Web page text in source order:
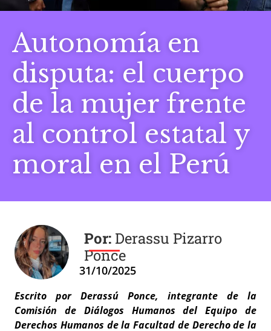
Autonomía en
disputa: el cuerpo
de la mujer frente
al control estatal y
moral en el Perú
Derassu Pizarro
Ponce
Escrito por Derassú Ponce, integrante de la
Comisión de Diálogos Humanos del Equipo de
Derechos Humanos de la Facultad de Derecho de la
31/10/2025